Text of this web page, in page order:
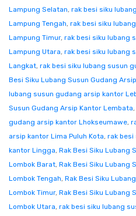
Lampung Selatan, rak besi siku
Lampung Tengah, rak besi siku
Lampung Timur, rak besi siku lubang
Lampung Utara, rak besi siku lubang
Langkat, rak besi siku lubang susun
Besi Siku Lubang Susun Gudang
lubang susun gudang arsip kantor
Susun Gudang Arsip Kantor Lembata,
gudang arsip kantor Lhokseumawe,
arsip kantor Lima Puluh Kota, rak besi
kantor Lingga, Rak Besi Siku Lubang
Lombok Barat, Rak Besi Siku Lubang
Lombok Tengah, Rak Besi Siku
Lombok Timur, Rak Besi Siku Lubang
Lombok Utara, rak besi siku lubang